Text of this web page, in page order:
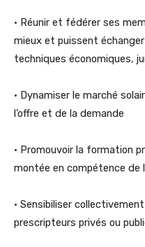
• Réunir et fédérer ses
mieux et puissent
techniques économiques,
• Dynamiser le marché
l’offre et de la demande
• Promouvoir la formation
montée en compétence de
• Sensibiliser
prescripteurs privés ou